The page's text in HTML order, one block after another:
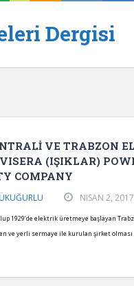
Dergisi
VE TRABZON
(IŞIKLAR)
COMPANY
NISAN 2, 2017
1929’de elektrik üretmeye başlayan
ve yerli sermaye ile kurulan şirket